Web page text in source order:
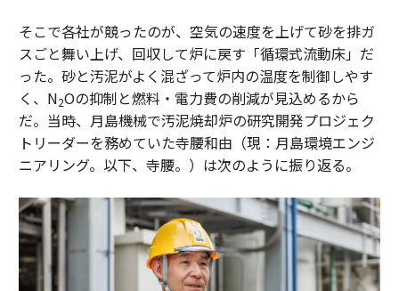
そこで各社が競ったのが、空気の速度を上げて砂を排ガ
スごと舞い上げ、回収して炉に戻す「循環式流動床」だ
った。砂と汚泥がよく混ざって炉内の温度を制御しやす
く、N2Oの抑制と燃料・電力費の削減が見込めるから
だ。当時、月島機械で汚泥焼却炉の研究開発プロジェク
トリーダーを務めていた寺腰和由（現：月島環境エンジ
ニアリング。以下、寺腰。）は次のように振り返る。